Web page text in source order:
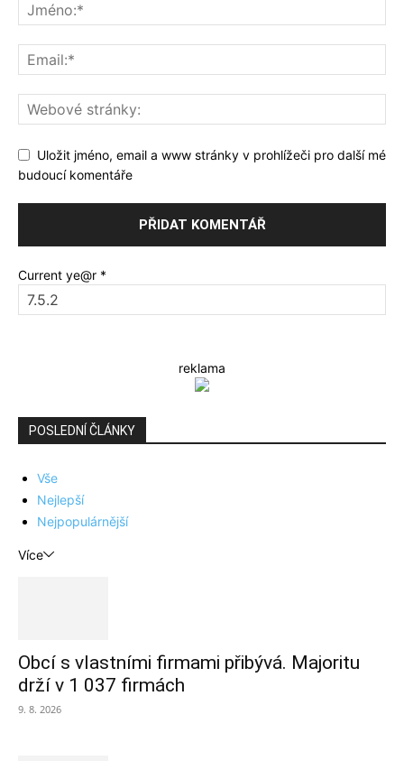
Uložit jméno, email a www stránky v prohlížeči pro další mé
budoucí komentáře
Current ye@r *
reklama
POSLEDNÍ ČLÁNKY
Vše
Nejlepší
Nejpopulárnější
Více
Obcí s vlastními firmami přibývá. Majoritu
drží v 1 037 firmách
9. 8. 2026